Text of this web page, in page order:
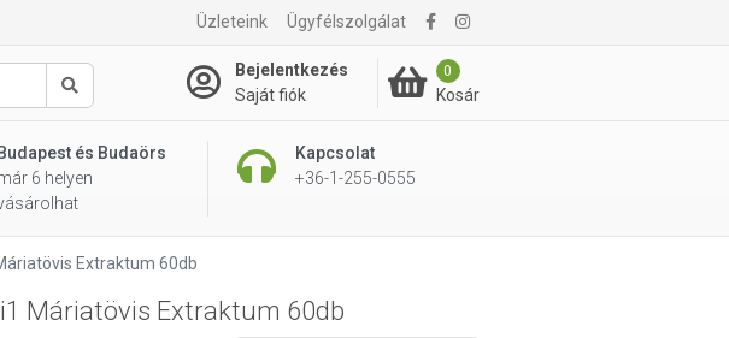
Üzleteink Ügyfélszolgálat
Keresés
Bejelentkezés
Saját fiók
0
Kosár
Budapest és Budaörs
6 helyen
Kapcsolat
+36-1-255-0555
3 995 Ft Kosárba rakom
Extraktum 60db
Máriatövis Extraktum 60db